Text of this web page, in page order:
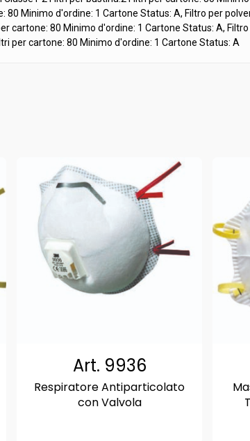
80 Minimo d'ordine: 1 Cartone Status: A, Filtro per
cartone: 80 Minimo d'ordine: 1 Cartone Status: A,
per cartone: 80 Minimo d'ordine: 1 Cartone Status: A
Art. 9936
Respiratore Antiparticolato
con Valvola